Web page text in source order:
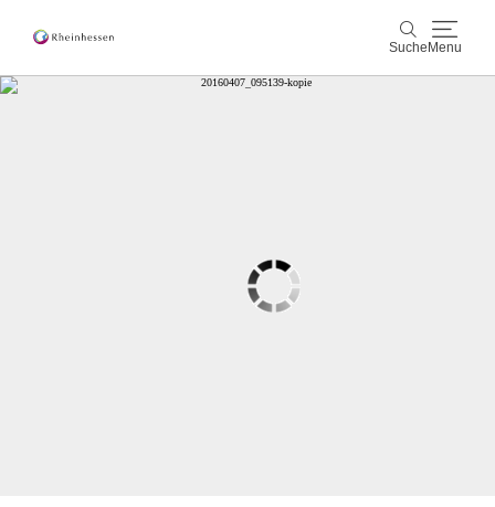
Suche Menu
Veranstaltungen